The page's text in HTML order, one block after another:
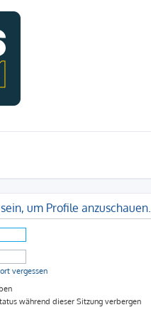
um Profile anzuschauen.
vergessen
während dieser Sitzung verbergen